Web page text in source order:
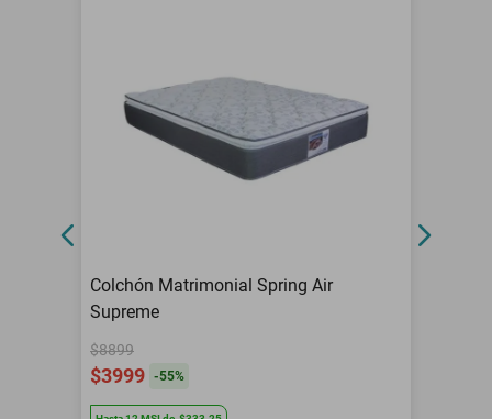
Colchón Matrimonial Spring Air
Supreme
$8899
$3999 -55%